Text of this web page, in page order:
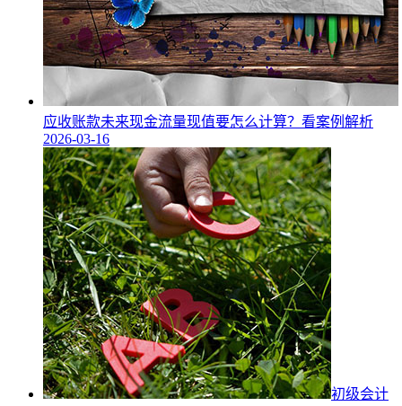
应收账款未来现金流量现值要怎么计算？看案例解析
2026-03-16
初级会计